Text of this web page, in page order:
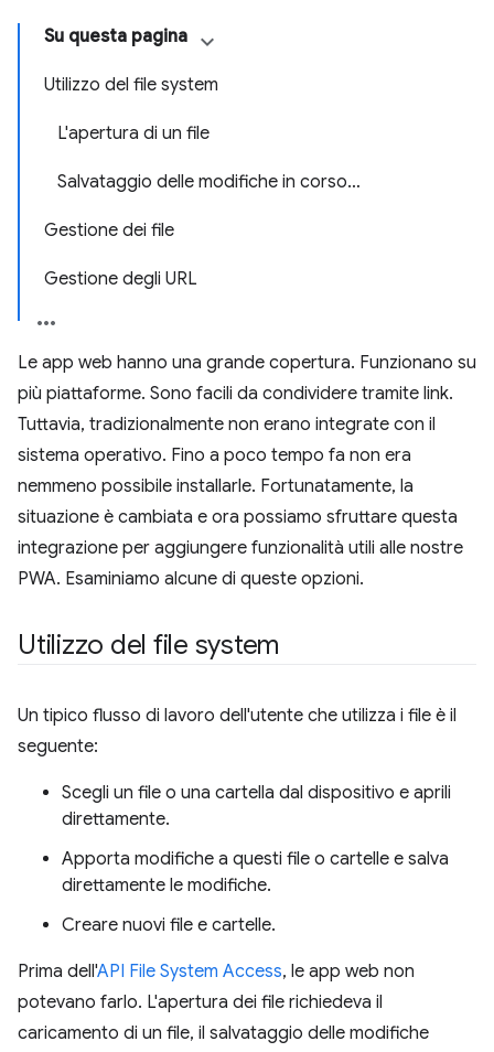
Su questa pagina
Utilizzo del file system
L'apertura di un file
Salvataggio delle modifiche in corso…
Gestione dei file
Gestione degli URL
Le app web hanno una grande copertura. Funzionano su
più piattaforme. Sono facili da condividere tramite link.
Tuttavia, tradizionalmente non erano integrate con il
sistema operativo. Fino a poco tempo fa non era
nemmeno possibile installarle. Fortunatamente, la
situazione è cambiata e ora possiamo sfruttare questa
integrazione per aggiungere funzionalità utili alle nostre
PWA. Esaminiamo alcune di queste opzioni.
Utilizzo del file system
Un tipico flusso di lavoro dell'utente che utilizza i file è il
seguente:
Scegli un file o una cartella dal dispositivo e aprili
direttamente.
Apporta modifiche a questi file o cartelle e salva
direttamente le modifiche.
Creare nuovi file e cartelle.
Prima dell'API File System Access, le app web non
potevano farlo. L'apertura dei file richiedeva il
caricamento di un file, il salvataggio delle modifiche